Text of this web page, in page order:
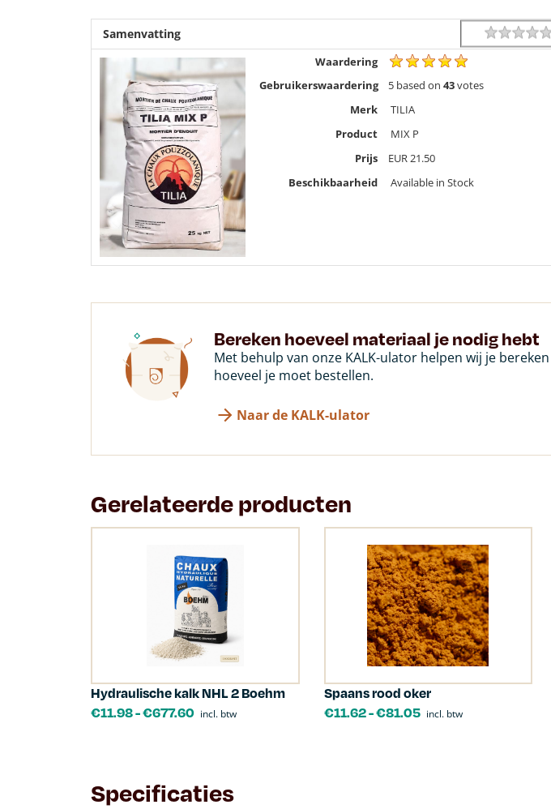
Samenvatting Rating
Waardering
Gebruikerswaardering
5based on 43votes
Merk
TILIA
Product
MIX P
Prijs
EUR21.50
Beschikbaarheid
Available in Stock
Bereken hoeveel materiaal je nodig hebt
Met behulp van onze KALK-ulator helpen wij je bereken
hoeveel je moet bestellen.
Naar de KALK-ulator
Gerelateerde producten
Hydraulische kalk NHL 2 Boehm
€11.98-€677.60 incl. btw
Spaans rood oker
€11.62-€81.05 incl. btw
Specificaties